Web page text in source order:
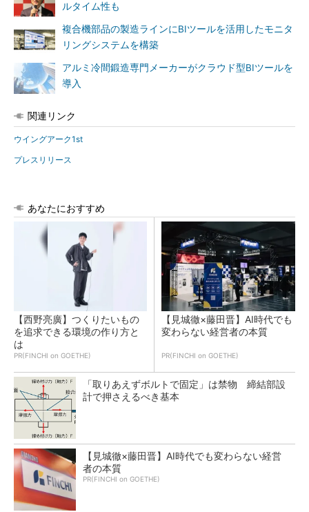
ルタイム性も
複合機部品の製造ラインにBIツールを活用したモニタ
リングシステムを構築
アルミ冷間鍛造専門メーカーがクラウド型BIツールを
導入
関連リンク
ウイングアーク1st
プレスリリース
あなたにおすすめ
【西野亮廣】つくりたいもの
を追求できる環境の作り方と
は
PR(FINCHI on GOETHE)
【見城徹×藤田晋】AI時代でも
変わらない経営者の本質
PR(FINCHI on GOETHE)
「取りあえずボルトで固定」は禁物 締結部設
計で押さえるべき基本
【見城徹×藤田晋】AI時代でも変わらない経営
者の本質
PR(FINCHI on GOETHE)